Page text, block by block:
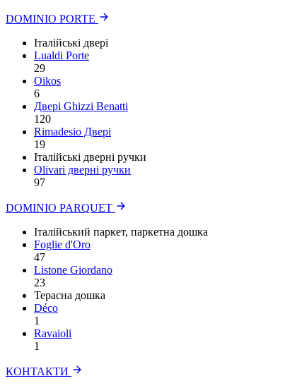
DOMINIO PORTE
Італійські двері
Lualdi Porte
29
Oikos
6
Двері Ghizzi Benatti
120
Rimadesio Двері
19
Італійські дверні ручки
Olivari дверні ручки
97
DOMINIO PARQUET
Італійський паркет, паркетна дошка
Foglie d'Oro
47
Listone Giordano
23
Терасна дошка
Déco
1
Ravaioli
1
КОНТАКТИ